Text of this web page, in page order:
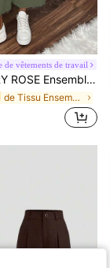
de vêtements de travail
2 pièces femme, veste blazer à manches longues et pantalon de couleur unie, pour l'été
de Tissu Ensembles de costumes pour femmes